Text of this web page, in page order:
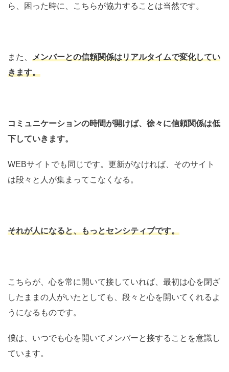
ら、困った時に、こちらが協力することは当然です。
また、 メンバーとの信頼関係はリアルタイムで変化してい
きます。
コミュニケーションの時間が開けば、徐々に信頼関係は低
下していきます。
WEBサイトでも同じです。更新がなければ、そのサイト
は段々と人が集まってこなくなる。
それが人になると、もっとセンシティブです。
こちらが、心を常に開いて接していれば、最初は心を閉ざ
したままの人がいたとしても、段々と心を開いてくれるよ
うになるものです。
僕は、いつでも心を開いてメンバーと接することを意識し
ています。